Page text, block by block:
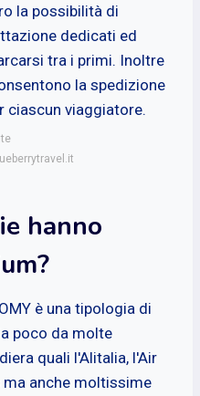
la possibilità di
dedicati ed
tra i primi. Inoltre
la spedizione
ciascun viaggiatore.
hanno
è una tipologia di
poco da molte
quali l'Alitalia, l'Air
ma anche moltissime